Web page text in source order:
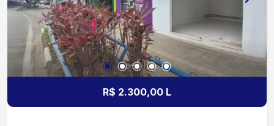
R$ 2.300,00 L